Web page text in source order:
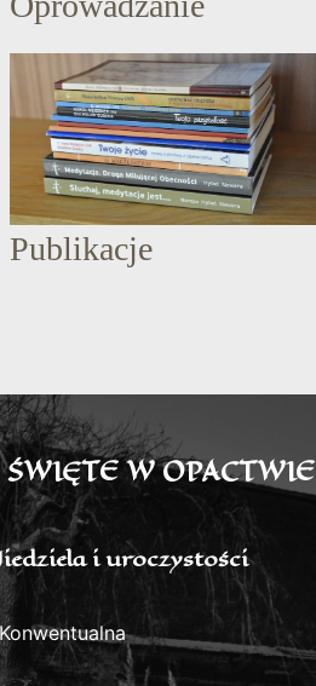
Publikacje
W OPACTWIE
i uroczystości
Konwentualna